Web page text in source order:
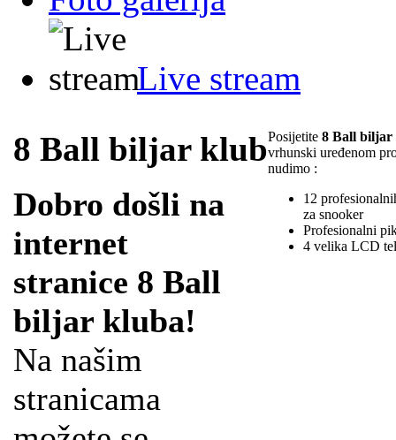
Live stream
8 Ball biljar klub
Dobro došli na
internet
stranice 8 Ball
biljar kluba!
Na našim
stranicama
Posijetite 8 Ball biljar
vrhunski uređenom
nudimo :
12
za snooker
Profesionalni
4 velika LCD